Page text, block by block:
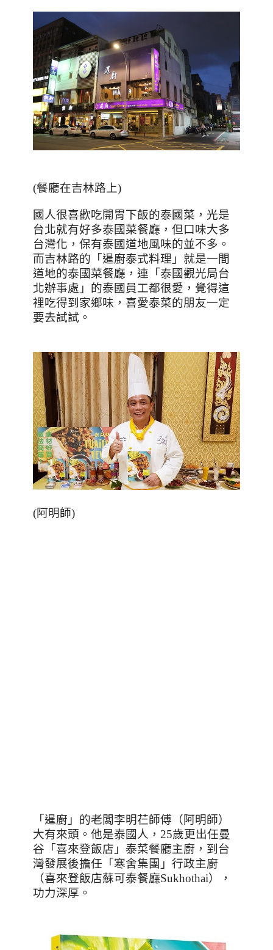
(餐廳在吉林路上)
國人很喜歡吃開胃下飯的泰國菜，光是
台北就有好多泰國菜餐廳，但口味大多
台灣化，保有泰國道地風味的並不多。
而吉林路的「暹廚泰式料理」就是一間
道地的泰國菜餐廳，連「泰國觀光局台
北辦事處」的泰國員工都很愛，覺得這
裡吃得到家鄉味，喜愛泰菜的朋友一定
要去試試。
(阿明師)
「暹廚」的老闆李明芢師傅（阿明師）
大有來頭。他是泰國人， 25歲更出任曼
谷「喜來登飯店」泰菜餐廳主廚，到台
灣發展後擔任「寒舍集團」行政主廚
（喜來登飯店蘇可泰餐廳Sukhothai），
功力深厚。